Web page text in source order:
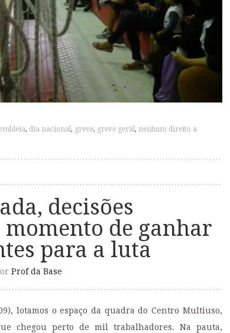
, dia nacional, greve, greve geral, nenhum direito a
decisões
de ganhar
para a luta
Prof da Base
lotamos o espaço da quadra do Centro Multiuso,
chegou perto de mil trabalhadores. Na pauta,